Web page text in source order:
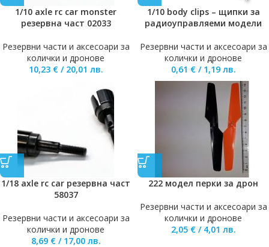
1/10 axle rc car monster
резервна част 02033
Резервни части и аксесоари за
колички и дронове
10,23 € / 20,01 лв.
1/10 body clips – щипки за
радиоуправляеми модели
Резервни части и аксесоари за
колички и дронове
0,61 € / 1,19 лв.
1/18 axle rc car резервна част
58037
Резервни части и аксесоари за
колички и дронове
8,69 € / 17,00 лв.
222 модел перки за дрон
Резервни части и аксесоари за
колички и дронове
2,05 € / 4,01 лв.